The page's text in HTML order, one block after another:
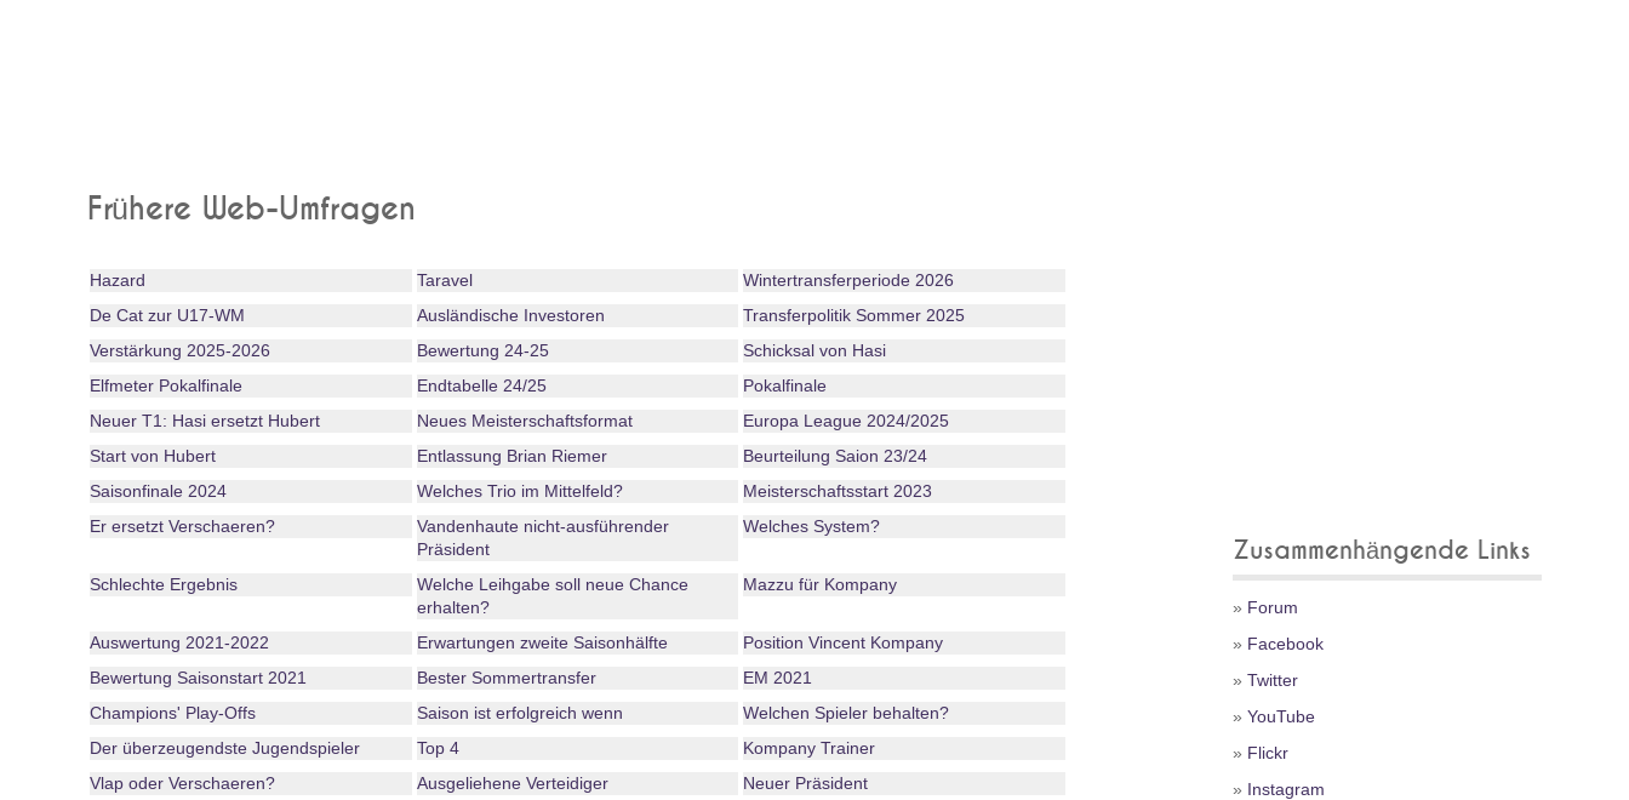
Frühere Web-Umfragen
Hazard Taravel
Wintertransferperiode 2026
De Cat zur U17-WM
Ausländische Investoren
Transferpolitik Sommer 2025
Verstärkung 2025-2026
Bewertung 24-25
Schicksal von Hasi
Elfmeter Pokalfinale
Endtabelle 24/25
Pokalfinale
Neuer T1: Hasi ersetzt Hubert
Neues Meisterschaftsformat
Europa League 2024/2025
Start von Hubert
Entlassung Brian Riemer
Beurteilung Saion 23/24
Saisonfinale 2024
Welches Trio im Mittelfeld?
Meisterschaftsstart 2023
Er ersetzt Verschaeren?
Vandenhaute nicht-ausführender
Präsident
Welches System?
Schlechte Ergebnis
Welche Leihgabe soll neue Chance
erhalten?
Mazzu für Kompany
Auswertung 2021-2022 Erwartungen zweite Saisonhälfte
Position Vincent Kompany
Bewertung Saisonstart 2021
Bester Sommertransfer
EM 2021
Champions' Play-Offs
Saison ist erfolgreich wenn
Welchen Spieler behalten?
Der überzeugendste Jugendspieler
Top 4
Kompany Trainer
Vlap oder Verschaeren?
Ausgeliehene Verteidiger
Neuer Präsident
Zusammenhängende Links
» Forum
» Facebook
» Twitter
» YouTube
» Flickr
» Instagram